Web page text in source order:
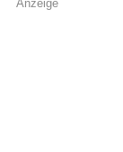
Anzeige